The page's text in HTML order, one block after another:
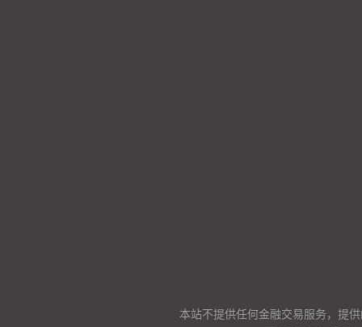
本站不提供任何金融交易服务，提